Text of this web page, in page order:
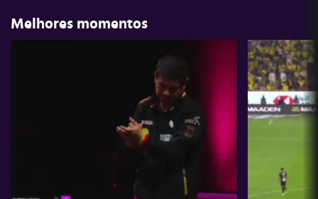
Melhores momentos